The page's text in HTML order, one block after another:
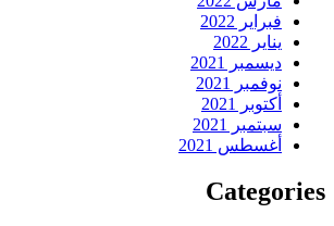
فبراير 2022
يناير 2022
ديسمبر 2021
نوفمبر 2021
أكتوبر 2021
سبتمبر 2021
أغسطس 2021
Categories